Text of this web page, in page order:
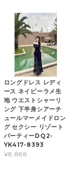
ロングドレス レディ
ース ネイビーラメ生
地 ウエストシャーリ
ング 下半身シアーチ
ュールマーメイドロン
グ セクシー リゾート
パーティーDQ2-
YK417-8393
¥8,888